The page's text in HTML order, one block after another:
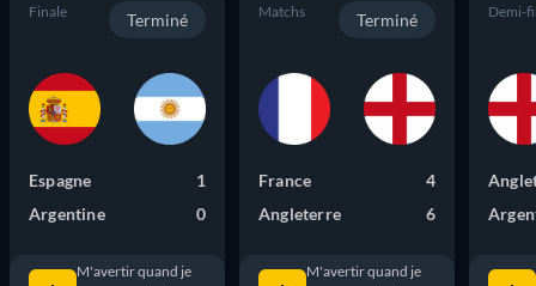
Finale Terminé
Espagne
1
Argentine
0
M'avertir quand je
Matchs Terminé
France
4
Angleterre
6
M'avertir quand je
Demi-